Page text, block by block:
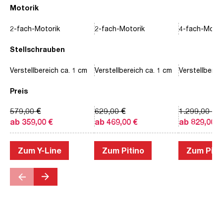
Motorik
Stellschrauben
Preis
2-fach-Motorik
Verstellbereich ca. 1 cm
ab 359,00 €
579,00 €
Zum Y-Line
2-fach-Motorik
Verstellbereich ca. 1 cm
ab 469,00 €
629,00 €
Zum Pitino
4-fach-
ab 829,00 €
1.299,00 €
Zum